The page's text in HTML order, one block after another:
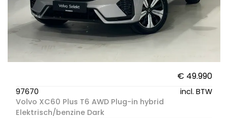
€ 49.990
97670
incl. BTW
Volvo XC60 Plus T6 AWD Plug-in hybrid
Elektrisch/benzine Dark